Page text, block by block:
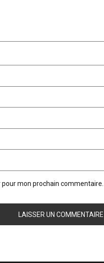
mon prochain commentaire.